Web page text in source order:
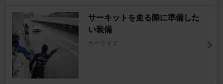
サーキットを走る際に準備した
い装備
カーライフ